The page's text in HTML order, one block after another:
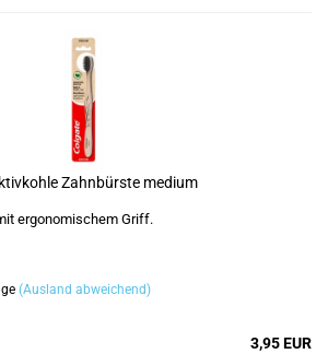
Zahnbürste medium
ergonomischem Griff.
(Ausland abweichend)
3,95 EUR